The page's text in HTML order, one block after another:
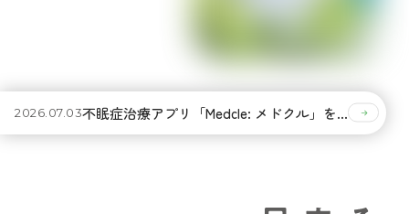
2026.07.03 不眠症治療アプリ「Medcle: メドクル」を開始しました